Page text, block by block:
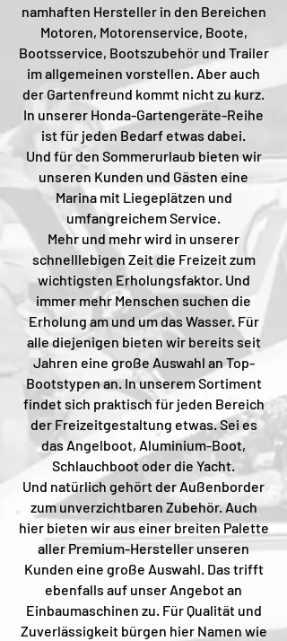
namhaften Hersteller in den Bereichen
Motoren, Motorenservice, Boote,
Bootsservice, Bootszubehör und Trailer
im allgemeinen vorstellen. Aber auch
der Gartenfreund kommt nicht zu kurz.
In unserer Honda-Gartengeräte-Reihe
ist für jeden Bedarf etwas dabei.
Und für den Sommerurlaub bieten wir
unseren Kunden und Gästen eine
Marina mit Liegeplätzen und
umfangreichem Service.
Mehr und mehr wird in unserer
schnelllebigen Zeit die Freizeit zum
wichtigsten Erholungsfaktor. Und
immer mehr Menschen suchen die
Erholung am und um das Wasser. Für
alle diejenigen bieten wir bereits seit
Jahren eine große Auswahl an Top-
Bootstypen an. In unserem Sortiment
findet sich praktisch für jeden Bereich
der Freizeitgestaltung etwas. Sei es
das Angelboot, Aluminium-Boot,
Schlauchboot oder die Yacht.
Und natürlich gehört der Außenborder
zum unverzichtbaren Zubehör. Auch
hier bieten wir aus einer breiten Palette
aller Premium-Hersteller unseren
Kunden eine große Auswahl. Das trifft
ebenfalls auf unser Angebot an
Einbaumaschinen zu. Für Qualität und
Zuverlässigkeit bürgen hier Namen wie